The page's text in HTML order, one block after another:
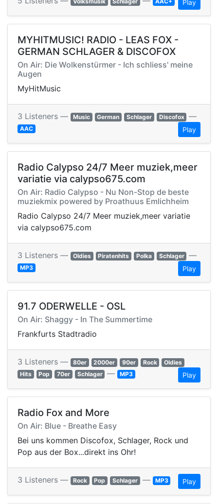
Play
MYHITMUSIC! RADIO - LEAS FOX -
GERMAN SCHLAGER & DISCOFOX
On Air: Die Wolkenstürmer - Ich schliess' meine
Augen
MyHitMusic
3 Listeners — Music German Schlager Discofox —
AAC Play
Radio Calypso 24/7 Meer muziek,meer
variatie via calypso675.com
On Air: Radio Calypso - Nu Non-Stop de beste
muziekmix powered by Proathuus Emlichheim
Radio Calypso 24/7 Meer muziek,meer variatie
via calypso675.com
3 Listeners — Oldies Piratenhits Polka Schlager —
MP3 Play
91.7 ODERWELLE - OSL
On Air: Shaggy - In The Summertime
Frankfurts Stadtradio
3 Listeners — 80er 2000er 90er Rock
Oldies
Hits
Pop 70er Schlager — MP3 Play
Radio Fox and More
On Air: Blue - Breathe Easy
Bei uns kommen Discofox, Schlager, Rock und
Pop aus der Box...direkt ins Ohr!
3 Listeners — Rock Pop Schlager — MP3 Play